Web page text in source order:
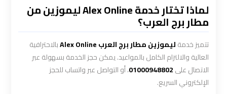
لماذا تختار خدمة Alex Online ليموزين من
مطار برج العرب؟
تتميز خدمةليموزين مطار برج العرب Alex Online
بالاحترافية
العالية والالتزام الكامل بالمواعيد. يمكن حجز الخدمة بسهولة عبر
الاتصال على01000948802، أو التواصل عبر واتساب للحجز
الإلكتروني السريع.
ليموزين
الاسكندريه
السويس
ليموزين